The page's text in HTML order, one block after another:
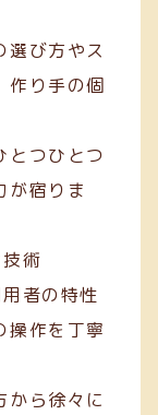
選び方やス
作り手の個
とつひとつ
が宿りま
術
者の特性
操作を丁寧
から徐々に